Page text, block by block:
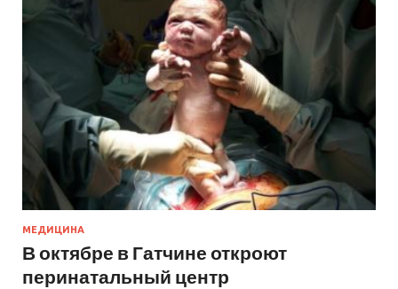
МЕДИЦИНА
В октябре в Гатчине откроют
перинатальный центр